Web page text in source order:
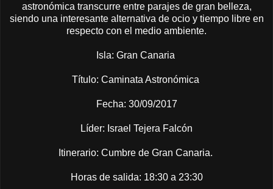
astronómica transcurre entre parajes de gran belleza,
siendo una interesante alternativa de ocio y tiempo libre en
respecto con el medio ambiente.
Isla: Gran Canaria
Título: Caminata Astronómica
Fecha: 30/09/2017
Líder: Israel Tejera Falcón
Itinerario: Cumbre de Gran Canaria.
Horas de salida: 18:30 a 23:30